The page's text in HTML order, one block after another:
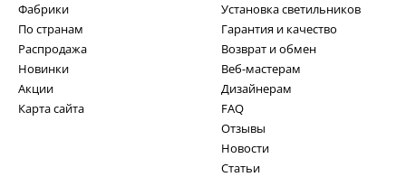
Фабрики
По странам
Распродажа
Новинки
Акции
Карта сайта
Установка светильников
Гарантия и качество
Возврат и обмен
Веб-мастерам
Дизайнерам
FAQ
Отзывы
Новости
Статьи